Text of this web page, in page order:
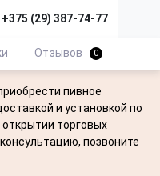
пивное
и установкой по
торговых
позвоните
+375 (29) 387-74-77
Отзывов 0